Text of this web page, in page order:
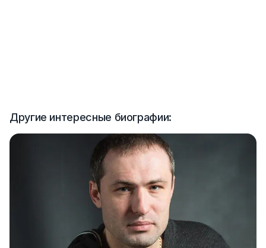
Другие интересные биографии: